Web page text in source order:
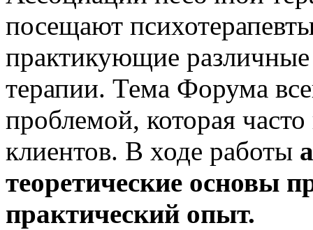
посещают
практикующие
терапии. Тема Форума
проблемой, которая часто
клиентов. В ходе работы
теоретические основы
практический опыт.